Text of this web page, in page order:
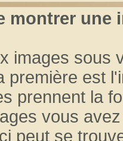
montrer une
images sous
première est
prennent la
vous
peut se